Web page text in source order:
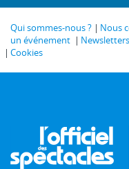
Qui sommes-nous ? Nous
un événement
Newsletters
Cookies